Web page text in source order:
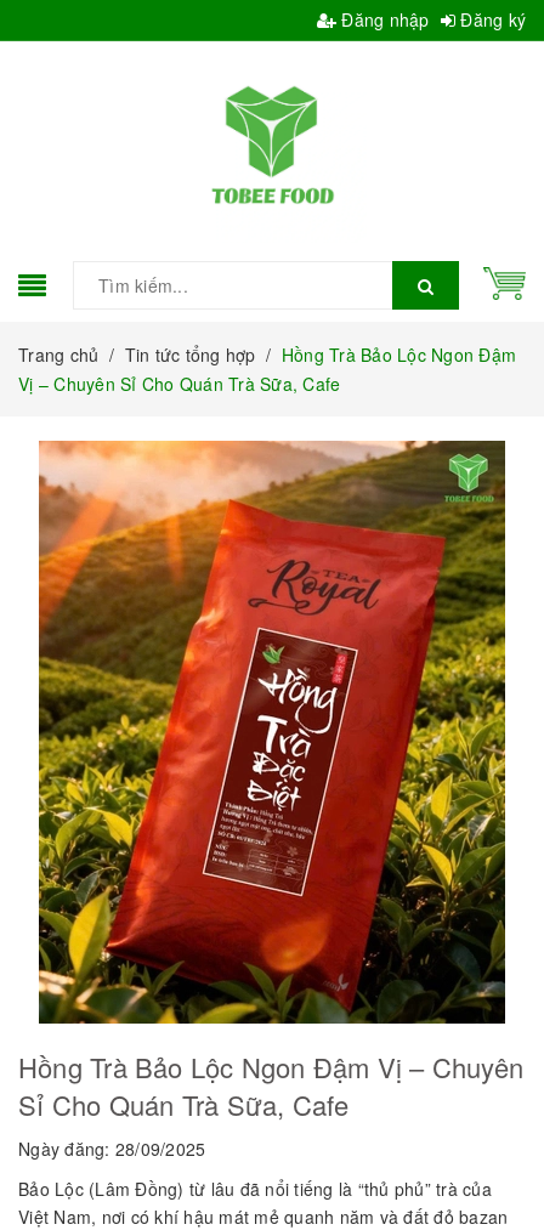
Đăng nhập Đăng ký
Trang chủ / Tin tức tổng hợp / Hồng Trà Bảo Lộc Ngon Đậm
Vị – Chuyên Sỉ Cho Quán Trà Sữa, Cafe
Hồng Trà Bảo Lộc Ngon Đậm Vị – Chuyên
Sỉ Cho Quán Trà Sữa, Cafe
Ngày đăng: 28/09/2025
Bảo Lộc (Lâm Đồng) từ lâu đã nổi tiếng là “thủ phủ” trà của
Việt Nam, nơi có khí hậu mát mẻ quanh năm và đất đỏ bazan